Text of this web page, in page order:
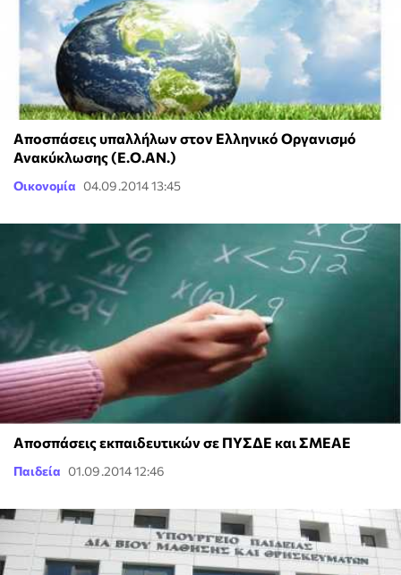
Αποσπάσεις υπαλλήλων στον Ελληνικό Οργανισμό
Ανακύκλωσης (Ε.Ο.ΑΝ.)
Οικονομία 04.09.2014 13:45
Αποσπάσεις εκπαιδευτικών σε ΠΥΣΔΕ και ΣΜΕΑΕ
Παιδεία 01.09.2014 12:46